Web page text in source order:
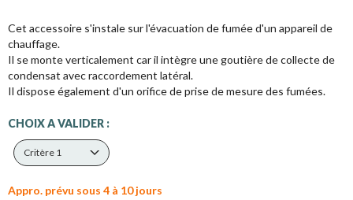
Cet accessoire s'instale sur l'évacuation de fumée d'un appareil de
chauffage.
Il se monte verticalement car il intègre une goutière de collecte de
condensat avec raccordement latéral.
Il dispose également d'un orifice de prise de mesure des fumées.
CHOIX A VALIDER :
Critère 1
Appro. prévu sous 4 à 10 jours